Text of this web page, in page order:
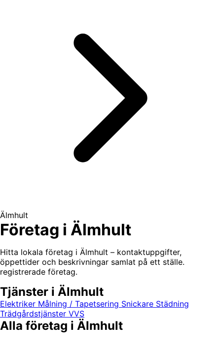
Älmhult
Företag i Älmhult
Hitta lokala företag i Älmhult – kontaktuppgifter,
öppettider och beskrivningar samlat på ett ställe.
registrerade företag.
Tjänster i Älmhult
Elektriker Målning / Tapetsering Snickare Städning
Trädgårdstjänster VVS
Alla företag i Älmhult